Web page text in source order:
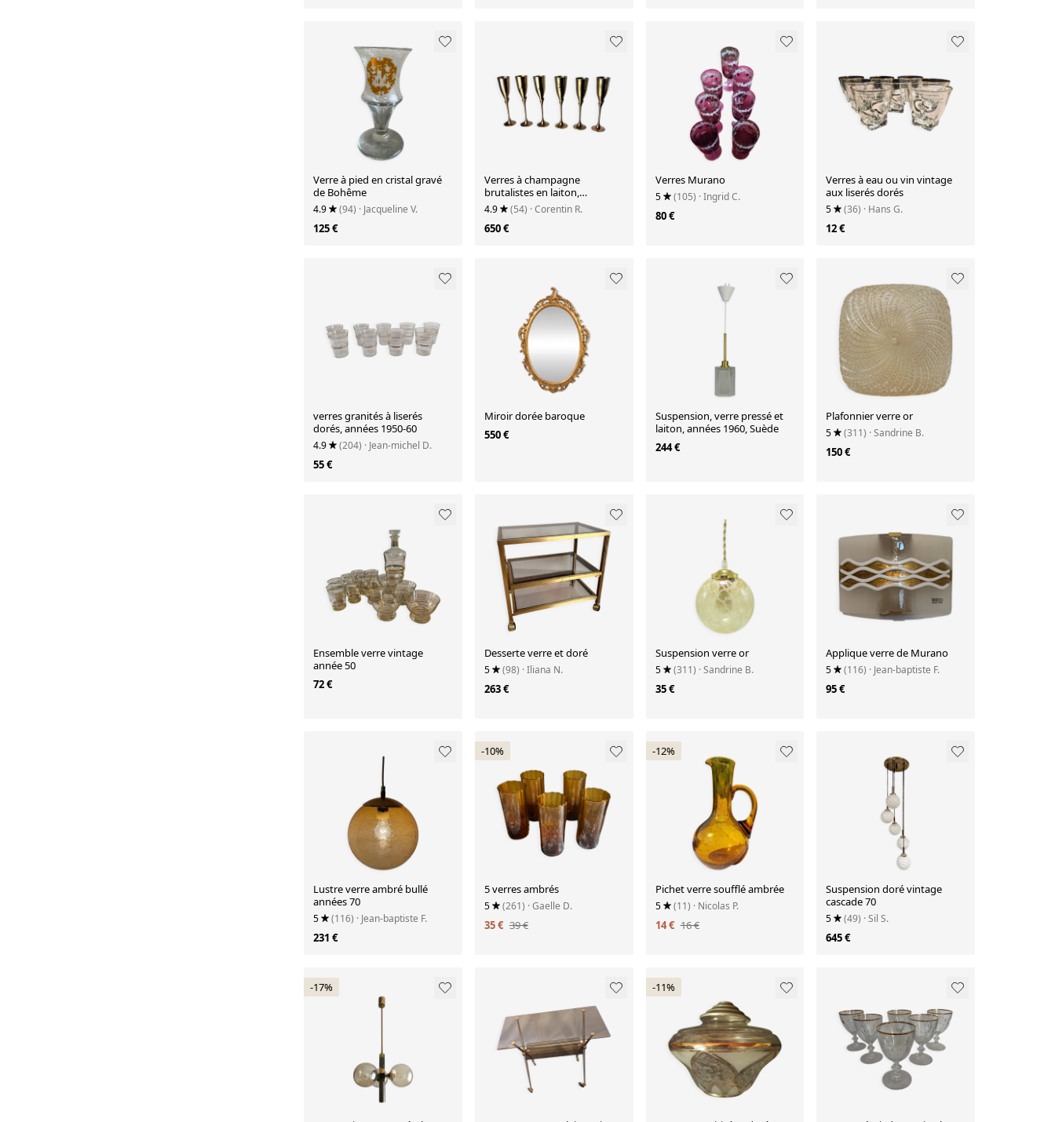
Verre à pied en cristal gravé
de Bohême
4.9 (94) · Jacqueline V.
125 €
Verres à champagne
brutalistes en laiton,
ensemble de 6, Espagne,
années 1970.
4.9 (54) · Corentin R.
650 €
Verres Murano
5 (105) · Ingrid C.
80 €
Verres à eau ou vin vintage
aux liserés dorés
5 (36) · Hans G.
12 €
verres granités à liserés
dorés, années 1950-60
4.9 (204) · Jean-michel D.
55 €
Miroir dorée baroque
550 €
Suspension, verre pressé et
laiton, années 1960, Suède
244 €
Plafonnier verre or
5 (311) · Sandrine B.
150 €
Ensemble verre vintage
année 50
72 €
Desserte verre et doré
5 (98) · Iliana N.
263 €
Suspension verre or
5 (311) · Sandrine B.
35 €
Applique verre de Murano
5 (116) · Jean-baptiste F.
95 €
Lustre verre ambré bullé
années 70
5 (116) · Jean-baptiste F.
231 €
-10%
5 verres ambrés
5 (261) · Gaelle D.
35 € 39 €
-12%
Pichet verre soufflé ambrée
5 (11) · Nicolas P.
14 € 16 €
Suspension doré vintage
cascade 70
5 (49) · Sil S.
645 €
-17% -11%